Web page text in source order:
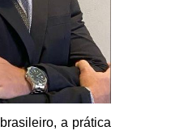
a prática